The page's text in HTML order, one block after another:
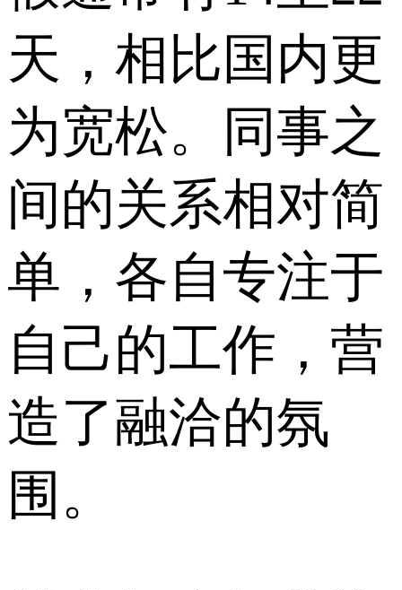
天，相比国内更
为宽松。同事之
间的关系相对简
单，各自专注于
自己的工作，营
造了融洽的氛
围。